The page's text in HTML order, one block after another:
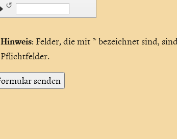
↺
Hinweis : Felder, die mit *bezeichnet sind,
Pflichtfelder.